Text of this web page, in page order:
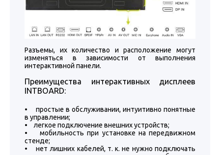
Разъемы, их количество и расположение могут
изменяться в зависимости от выполнения
интерактивной панели.
Преимущества интерактивных дисплеев
INTBOARD:
• простые в обслуживании, интуитивно понятные
в управлении;
• легкое подключение внешних устройств;
• мобильность при установке на передвижном
стенде;
• нет лишних кабелей, т. к. не нужно подключать